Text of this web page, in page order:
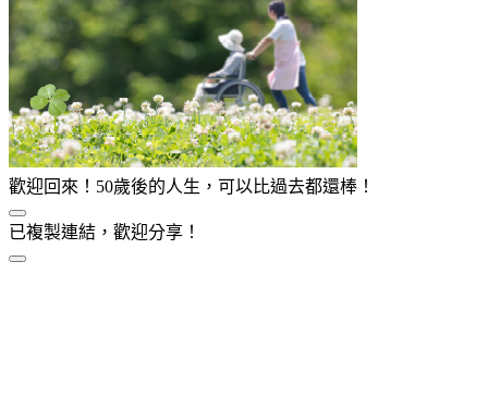
歡迎回來！50歲後的人生，可以比過去都還棒！
已複製連結，歡迎分享！